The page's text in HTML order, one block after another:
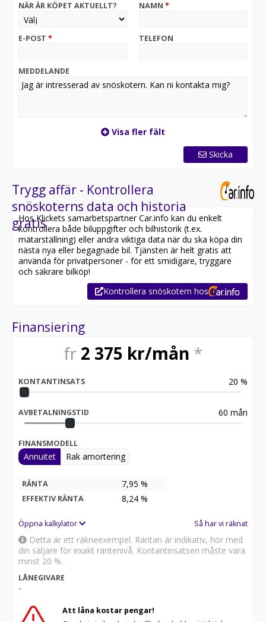
NÄR ÄR KÖPET AKTUELLT? NAMN *
E-POST * TELEFON
MEDDELANDE
Visa fler fält
Skicka
Trygg affär - Kontrollera
snöskoterns data och historia
gratis
Hos Klickets samarbetspartner Car.info kan du enkelt
kontrollera både biluppgifter och bilhistorik (t.ex.
mätarställning) eller andra viktiga data när du ska köpa din
nästa nya eller begagnade bil. Tjänsten är helt gratis att
använda för privatpersoner - för ett smidigare, tryggare
och säkrare bilköp!
Kontrollera snöskotern hos
Finansiering
fr 2 375 kr/mån *
KONTANTINSATS 20 %
AVBETALNINGSTID 60 mån
FINANSMODELL
Annuitet Rak amortering
RÄNTA 7,95 %
EFFEKTIV RÄNTA 8,24 %
Öppna kalkylator Så har vi räknat
Detta är ett räkneexempel. Räntan är indikativ, hör med
din säljare för exakt räntenivå. Kontantinsatsen måste vara
minst 20 %.
LÅNEGIVARE
-
Att låna kostar pengar!